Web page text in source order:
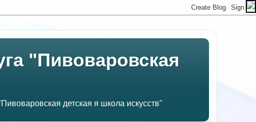
"Пивоваровская
детская я школа искусств"